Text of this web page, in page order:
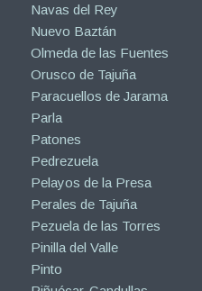
Navas del Rey
Nuevo Baztán
Olmeda de las Fuentes
Orusco de Tajuña
Paracuellos de Jarama
Parla
Patones
Pedrezuela
Pelayos de la Presa
Perales de Tajuña
Pezuela de las Torres
Pinilla del Valle
Pinto